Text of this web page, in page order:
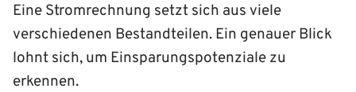
Eine Stromrechnung setzt sich aus viele
verschiedenen Bestandteilen. Ein genauer Blick
lohnt sich, um Einsparungspotenziale zu
erkennen.